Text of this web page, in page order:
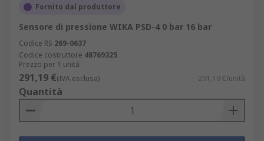
Fornito dal produttore
Sensore di pressione WIKA PSD-4 0 bar 16 bar
Codice RS 269-0637
Codice costruttore 48769325
Prezzo per 1 unità
291,19 €(IVA esclusa) 291,19 €/unità
Quantità